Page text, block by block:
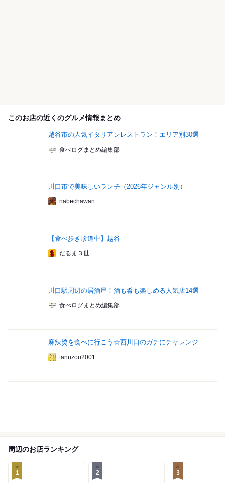
このお店の近くのグルメ情報まとめ
越谷市の人気イタリアンレストラン！エリア別30選
食べログまとめ編集部
川口市で美味しいランチ（2026年ジャンル別）
nabechawan
【食べ歩き珍道中】越谷
だるま３世
川口駅周辺の居酒屋！酒も肴も楽しめる人気店14選
食べログまとめ編集部
麻辣烫を食べに行こう☆西川口のガチにチャレンジ
tanuzou2001
周辺のお店ランキング
1 2 3